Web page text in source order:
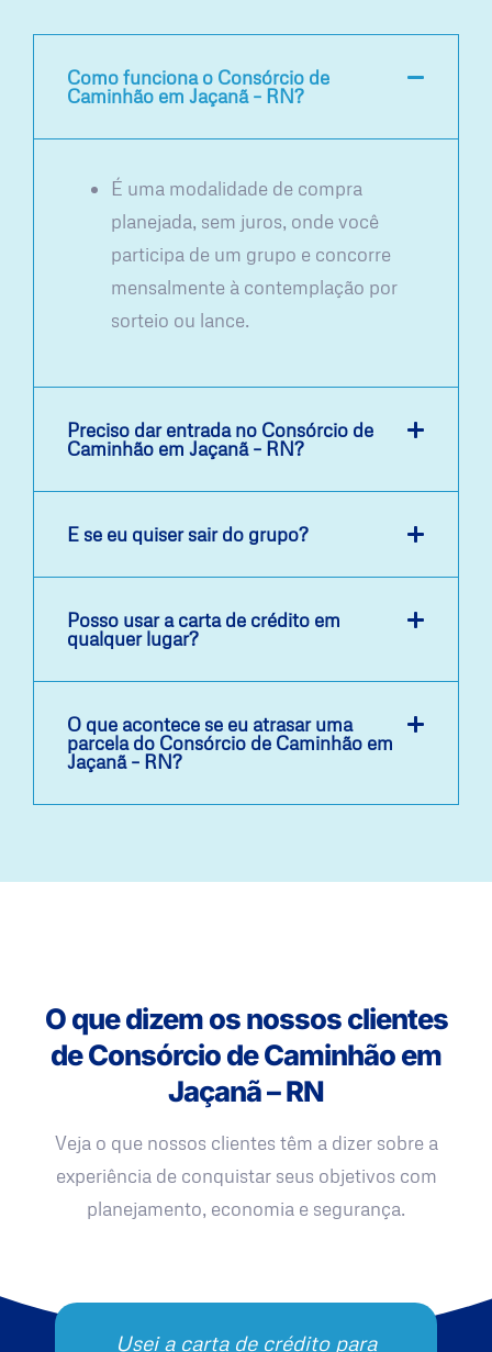
Como funciona o Consórcio de
Caminhão em Jaçanã – RN?
É uma modalidade de compra
planejada, sem juros, onde você
participa de um grupo e concorre
mensalmente à contemplação por
sorteio ou lance.
Preciso dar entrada no Consórcio de
Caminhão em Jaçanã – RN?
E se eu quiser sair do grupo?
Posso usar a carta de crédito em
qualquer lugar?
O que acontece se eu atrasar uma
parcela do Consórcio de Caminhão em
Jaçanã – RN?
O que dizem os nossos clientes
de Consórcio de Caminhão em
Jaçanã – RN
Veja o que nossos clientes têm a dizer sobre a
experiência de conquistar seus objetivos com
planejamento, economia e segurança.
Usei a carta de crédito para